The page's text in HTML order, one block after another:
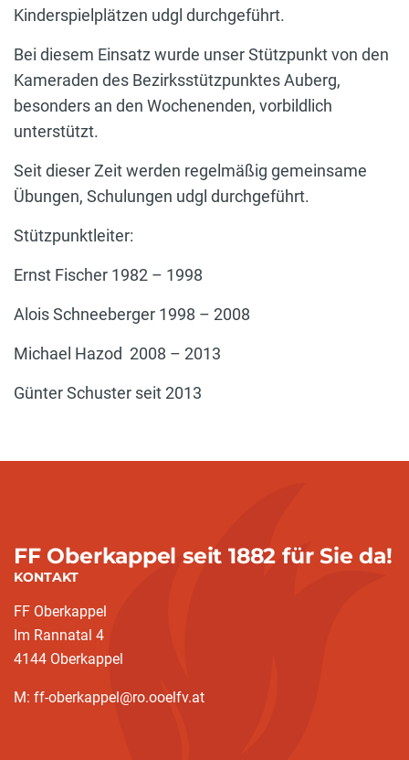
Kinderspielplätzen udgl durchgeführt.
Bei diesem Einsatz wurde unser Stützpunkt von den
Kameraden des Bezirksstützpunktes Auberg,
besonders an den Wochenenden, vorbildlich
unterstützt.
Seit dieser Zeit werden regelmäßig gemeinsame
Übungen, Schulungen udgl durchgeführt.
Stützpunktleiter:
Ernst Fischer 1982 – 1998
Alois Schneeberger 1998 – 2008
Michael Hazod 2008 – 2013
Günter Schuster seit 2013
FF Oberkappel seit 1882 für Sie da!
KONTAKT
FF Oberkappel
Im Rannatal 4
4144 Oberkappel
M: ff-oberkappel@ro.ooelfv.at